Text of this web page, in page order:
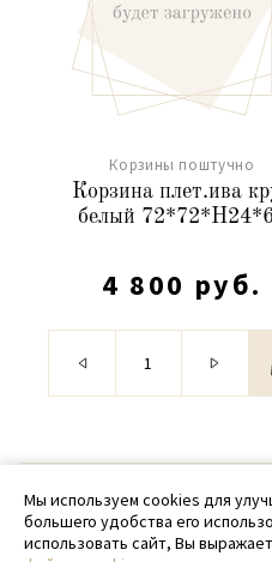
Корзины поштучно
Корзина плет.ива
белый
4 800 руб.
© 2020 -
+ 7 (918)
Мы используем cookies для
большего удобства его
использовать сайт, Вы